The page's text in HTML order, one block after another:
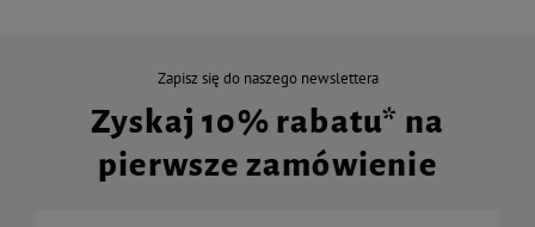
Zapisz się do naszego newslettera
Zyskaj 10% rabatu* na
pierwsze zamówienie